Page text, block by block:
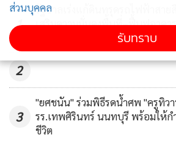
1
รัฐบาลเร่งแก้ดินทรุดรถไฟฟ้าสายสี
เสริมความมั่นคงพื้นที่–ฟื้นฟูอาคา
2
3
"ยศชนัน" ร่วมพิธีรดน้ำศพ "ครูทิว
รร.เทพศิรินทร์ นนทบุรี พร้อมให้ก
ชีวิต
ส่วนบุคคล
รับทราบ